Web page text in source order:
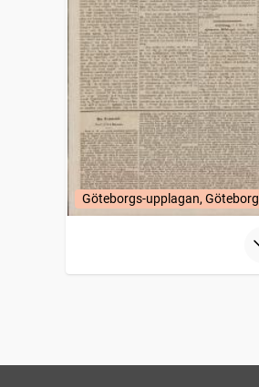
Göteborgs-upplagan, Göteborg